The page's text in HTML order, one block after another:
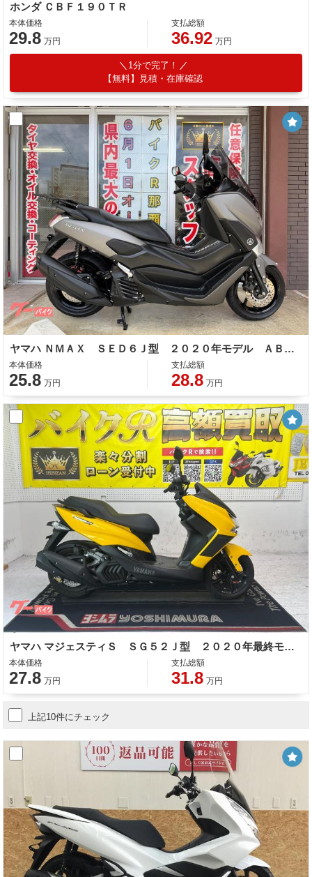
ホンダ ＣＢＦ１９０ＴＲ
本体価格
29.8 万円
支払総額
36.92 万円
1分で完了！
【無料】見積・在庫確認
ヤマハ ＮＭＡＸ ＳＥＤ６Ｊ型 ２０２０年モデル ＡＢＳ 社外スクリーン ナックルガード リアキャリア インナーガード
本体価格
25.8 万円
支払総額
28.8 万円
ヤマハ マジェスティＳ ＳＧ５２Ｊ型 ２０２０年最終モデル スペアキー ＬＥＤヘッドライト グリップヒーター
本体価格
27.8 万円
支払総額
31.8 万円
上記10件にチェック